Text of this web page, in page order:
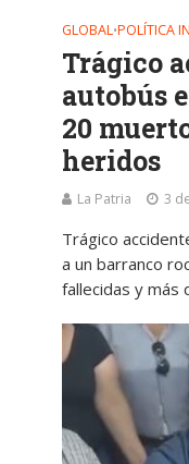
GLOBAL•POLÍTICA
Trágico
autobús
20
heridos
La Patria 3
Trágico
a un barranco
fallecidas y más